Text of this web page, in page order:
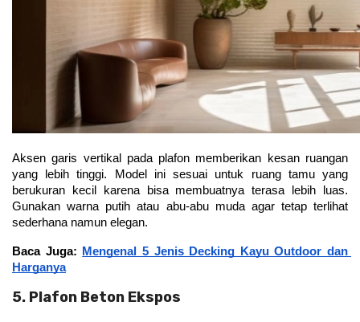
Aksen garis vertikal pada plafon memberikan kesan ruangan
yang lebih tinggi. Model ini sesuai untuk ruang tamu yang
berukuran kecil karena bisa membuatnya terasa lebih luas.
Gunakan warna putih atau abu-abu muda agar tetap terlihat
sederhana namun elegan.
Baca Juga: Mengenal 5 Jenis Decking Kayu Outdoor dan
Harganya
5. Plafon Beton Ekspos